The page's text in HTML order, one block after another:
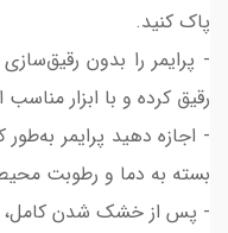
پاک کنید.
رقیق کرده و با ابزار مناسب
بسته به دما و رطوبت
- پس از خشک شدن کامل،